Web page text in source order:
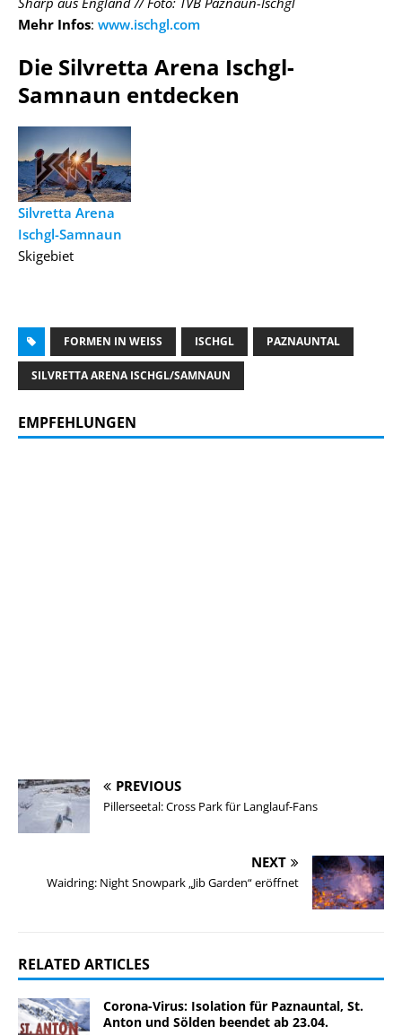
Mehr Infos: www.ischgl.com
Die Silvretta Arena Ischgl-
Samnaun entdecken
Silvretta Arena
Ischgl-Samnaun
Skigebiet
FORMEN IN WEISS ISCHGL PAZNAUNTAL
SILVRETTA ARENA ISCHGL/SAMNAUN
EMPFEHLUNGEN
PREVIOUS
Pillerseetal: Cross Park für Langlauf-Fans
NEXT
Waidring: Night Snowpark „Jib Garden“ eröffnet
RELATED ARTICLES
Corona-Virus: Isolation für Paznauntal, St.
Anton und Sölden beendet ab 23.04.